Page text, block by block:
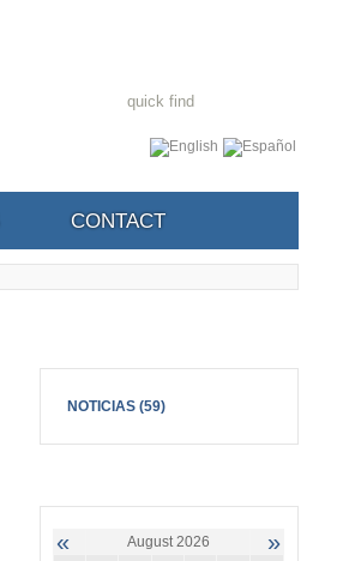
CONTACT
NOTICIAS(59)
« August 2026 »